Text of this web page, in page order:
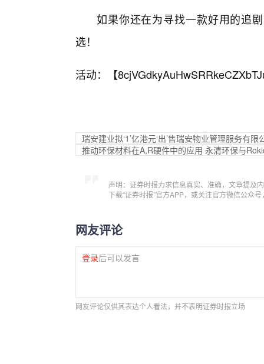
如果你还在为寻找一款好用的追
选！
活动：【
瑞安建业拟‘1’亿港元‘出’售瑞安物业管理服务有限
推动环保材料在A,R硬件中的应用 永清环保与
声明：证券时报力求信息真实、准确，文章提及
下载“证券时报”官方APP，或关注官方微信公众
网友评论
登录后可以发言
网友评论仅供其表达个人看法，并不表明证券时报立场